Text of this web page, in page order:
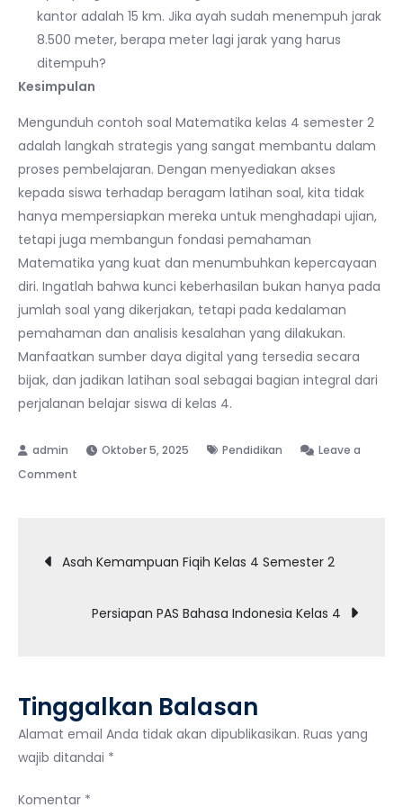
kantor adalah 15 km. Jika ayah sudah menempuh jarak
8.500 meter, berapa meter lagi jarak yang harus
ditempuh?
Kesimpulan
Mengunduh contoh soal Matematika kelas 4 semester 2
adalah langkah strategis yang sangat membantu dalam
proses pembelajaran. Dengan menyediakan akses
kepada siswa terhadap beragam latihan soal, kita tidak
hanya mempersiapkan mereka untuk menghadapi ujian,
tetapi juga membangun fondasi pemahaman
Matematika yang kuat dan menumbuhkan kepercayaan
diri. Ingatlah bahwa kunci keberhasilan bukan hanya pada
jumlah soal yang dikerjakan, tetapi pada kedalaman
pemahaman dan analisis kesalahan yang dilakukan.
Manfaatkan sumber daya digital yang tersedia secara
bijak, dan jadikan latihan soal sebagai bagian integral dari
perjalanan belajar siswa di kelas 4.
Oktober 5, 2025 Pendidikan
Leave a
Comment
Soal
Kelas
Navigasi
pos
Asah Kemampuan Fiqih Kelas 4 Semester 2
Persiapan PAS Bahasa Indonesia Kelas 4
Tinggalkan Balasan
Alamat email Anda tidak akan dipublikasikan. Ruas yang
wajib ditandai *
Komentar *